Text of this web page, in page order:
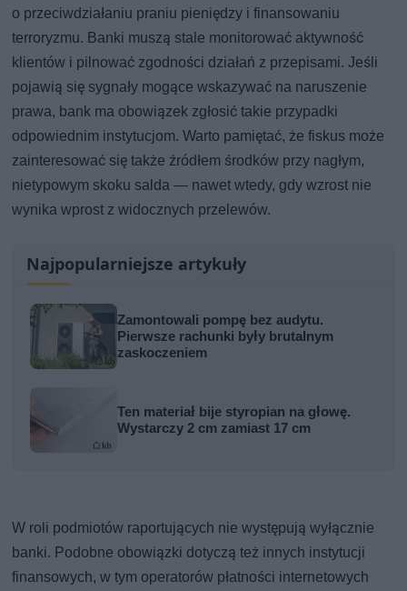
o przeciwdziałaniu praniu pieniędzy i finansowaniu
terroryzmu. Banki muszą stale monitorować aktywność
klientów i pilnować zgodności działań z przepisami. Jeśli
pojawią się sygnały mogące wskazywać na naruszenie
prawa, bank ma obowiązek zgłosić takie przypadki
odpowiednim instytucjom. Warto pamiętać, że fiskus może
zainteresować się także źródłem środków przy nagłym,
nietypowym skoku salda — nawet wtedy, gdy wzrost nie
wynika wprost z widocznych przelewów.
Najpopularniejsze artykuły
Zamontowali pompę bez audytu.
Pierwsze rachunki były brutalnym
zaskoczeniem
Ten materiał bije styropian na głowę.
Wystarczy 2 cm zamiast 17 cm
W roli podmiotów raportujących nie występują wyłącznie
banki. Podobne obowiązki dotyczą też innych instytucji
finansowych, w tym operatorów płatności internetowych